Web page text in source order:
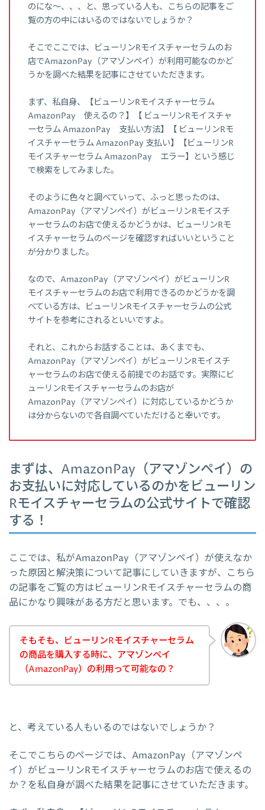
のにな～、、、と、思っている人も、こちらの記事をご
覧の方の中にはいるのではないでしょうか？
そこでここでは、ビューリンRモイスチャーセラムのお
店でAmazonPay（アマゾンペイ）が利用可能なのかど
うかを調べた結果を記事にさせていただきます。
まず、私自身、【ビューリンRモイスチャーセラム
AmazonPay 使えるの？】【 ビューリンRモイスチャ
ーセラム AmazonPay 支払い方法】【 ビューリンRモ
イスチャーセラム AmazonPay 支払い】【ビューリンR
モイスチャーセラム AmazonPay エラー】という感じ
で検索をしてみました。
そのように色々と調べていって、ふっと思ったのは、
AmazonPay（アマゾンペイ）がビューリンRモイスチ
ャーセラムのお店で使えるかどうかは、ビューリンRモ
イスチャーセラムのページを確認すればいいということ
が分かりました。
なので、AmazonPay（アマゾンペイ）がビューリンR
モイスチャーセラムのお店で利用できるのかどうかを調
べている方は、ビューリンRモイスチャーセラムの公式
サイトを参考にされるといいですよ。
それと、これからお話することは、あくまでも、
AmazonPay（アマゾンペイ）がビューリンRモイスチ
ャーセラムのお店で使える前提でのお話です。実際にビ
ューリンRモイスチャーセラムのお店が
AmazonPay（アマゾンペイ）に対応しているかどうか
は分からないので各自調べていただけると幸いです。
まずは、AmazonPay（アマゾンペイ）の
お支払いに対応しているのかをビューリン
Rモイスチャーセラムの公式サイトで確認
する！
ここでは、私がAmazonPay（アマゾンペイ）が使えなか
った原因と解決策について記事にしていきますが、こちら
の記事をご覧の方はビューリンRモイスチャーセラムの商
品にかなり興味がある方だと思います。でも、、、。
そもそも、ビューリンRモイスチャーセラム
の商品を購入する時に、アマゾンペイ
（AmazonPay）の利用って可能なの？
と、考えている人もいるのではないでしょうか？
そこでこちらのページでは、AmazonPay（アマゾンペ
イ）がビューリンRモイスチャーセラムのお店で使えるの
か？を私自身が調べた結果を記事にさせていただきます。